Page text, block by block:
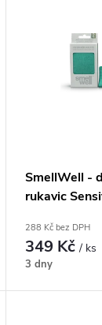
SmellWell -
rukavic
288 Kč bez DPH
349 Kč/ ks
3 dny